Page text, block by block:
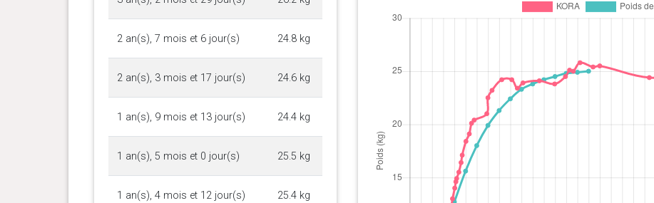
2 an(s), 7 mois et 6 jour(s) 24.8 kg
2 an(s), 3 mois et 17 jour(s) 24.6 kg
1 an(s), 9 mois et 13 jour(s) 24.4 kg
1 an(s), 5 mois et 0 jour(s) 25.5 kg
1 an(s), 4 mois et 12 jour(s) 25.4 kg